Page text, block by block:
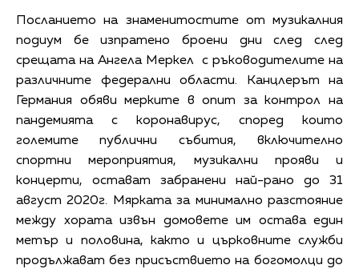
Посланието на знаменитостите от музикалния
подиум бе изпратено броени дни след след
срещата на Ангела Меркел с ръководителите на
различните федерални области. Канцлерът на
Германия обяви мерките в опит за контрол на
пандемията с коронавирус, според които
големите публични събития, включително
спортни мероприятия, музикални прояви и
концерти, остават забранени най-рано до 31
август 2020г. Мярката за минимално разстояние
между хората извън домовете им остава един
метър и половина, както и църковните служби
продължават без присъствието на богомолци до